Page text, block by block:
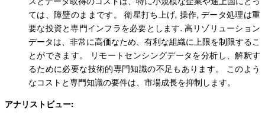
ては、障壁のままです。 衛星打ち上げ, 操作, データ処理は重
要な投資と専門インフラを必要とします. 高リゾリューション
データは、非常に高価なため、有利な組織に上限を制限するこ
とができます。 リモートセンシングデータを分析し、解釈す
るために必要な技術的専門知識の不足もあります。 このよう
なコストと専門知識の要件は、市場成長を抑制します。
アナリストビュー: